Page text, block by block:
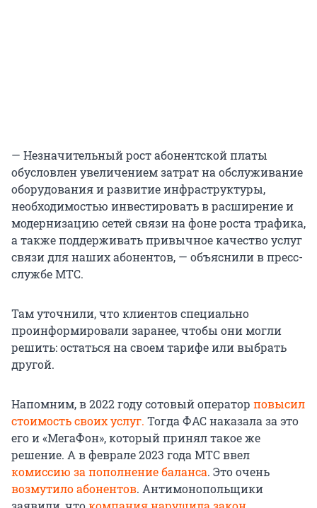
— Незначительный рост абонентской платы
обусловлен увеличением затрат на обслуживание
оборудования и развитие инфраструктуры,
необходимостью инвестировать в расширение и
модернизацию сетей связи на фоне роста трафика,
а также поддерживать привычное качество услуг
связи для наших абонентов, — объяснили в пресс-
службе МТС.
Там уточнили, что клиентов специально
проинформировали заранее, чтобы они могли
решить: остаться на своем тарифе или выбрать
другой.
Напомним, в 2022 году сотовый оператор повысил
стоимость своих услуг. Тогда ФАС наказала за это
его и «МегаФон», который принял такое же
решение. А в феврале 2023 года МТС ввел
комиссию за пополнение баланса. Это очень
возмутило абонентов. Антимонопольщики